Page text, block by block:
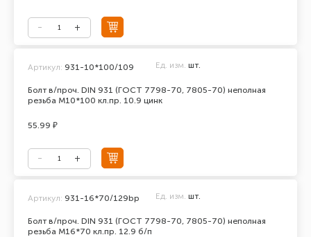
Болт в/проч. DIN 931 (ГОСТ 7798-70, 7805-70) неполная
резьба М10*100 кл.пр. 10.9 цинк
Артикул: 931-10*100/109 Ед. изм. шт.
55.99 ₽
Болт в/проч. DIN 931 (ГОСТ 7798-70, 7805-70) неполная
резьба М16*70 кл.пр. 12.9 б/п
Артикул: 931-16*70/129bp Ед. изм. шт.